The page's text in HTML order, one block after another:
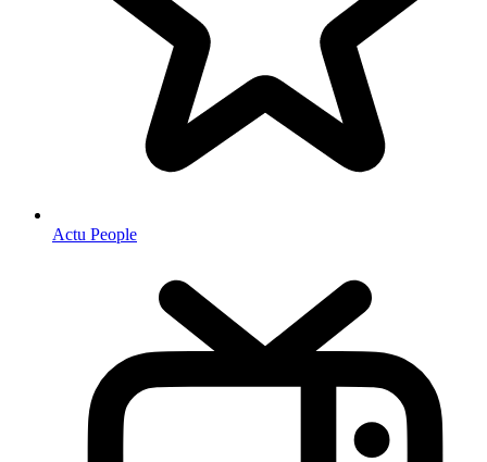
Actu People